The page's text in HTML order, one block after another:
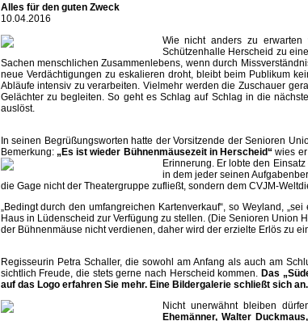
Alles für den guten Zweck
10.04.2016
Wie nicht anders zu erwarten
Schützenhalle Herscheid zu
Sachen menschlichen Zusammenlebens, wenn durch
neue Verdächtigungen zu eskalieren droht, bleibt beim Publikum
Abläufe intensiv zu verarbeiten. Vielmehr werden die Zuschauer
Gelächter zu begleiten. So geht es Schlag auf Schlag in die
auslöst.
In seinen Begrüßungsworten hatte der Vorsitzende der Senioren
Bemerkung: „Es ist wieder Bühnenmäusezeit in Herscheid“ wies
Erinnerung. Er lobte den
in dem jeder seinen
die Gage nicht der Theatergruppe zufließt, sondern dem CVJM-
„Bedingt durch den umfangreichen Kartenverkauf“, so Weyland,
Haus in Lüdenscheid zur Verfügung zu stellen. (Die Senioren Union
der Bühnenmäuse nicht verdienen, daher wird der erzielte Erlös zu
Regisseurin Petra Schaller, die sowohl am Anfang als auch am
sichtlich Freude, die stets gerne nach Herscheid kommen. Das
auf das Logo erfahren Sie mehr. Eine Bildergalerie schließt sich an.
Nicht unerwähnt bleiben
Ehemänner, Walter Duckmaus,